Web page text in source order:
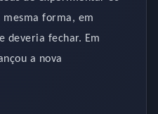
mesma forma, em
deveria fechar. Em
a nova